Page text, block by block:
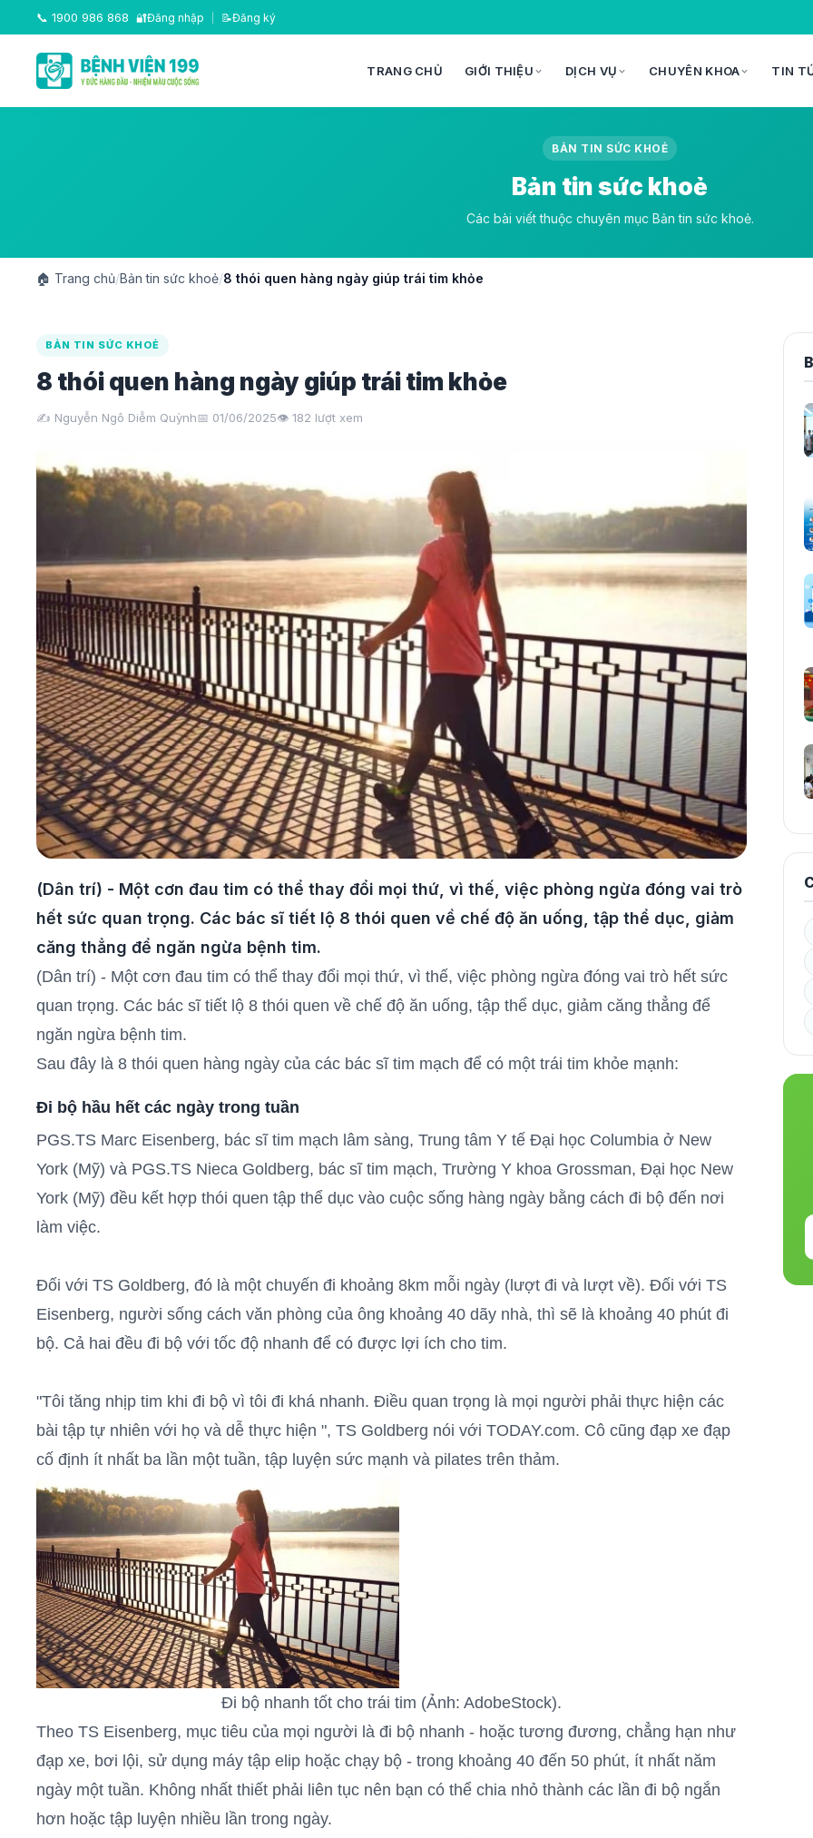
📞 1900 986 868 🔐Đăng nhập 📝Đăng ký
TRANG CHỦ GIỚI THIỆU DỊCH VỤ CHUYÊN KHOA TIN
BẢN TIN SỨC KHOẺ
Bản tin sức khoẻ
Các bài viết thuộc chuyên mục Bản tin sức khoẻ.
🏠 Trang chủ/Bản tin sức khoẻ/8 thói quen hàng ngày giúp trái tim khỏe
BẢN TIN SỨC KHOẺ
8 thói quen hàng ngày giúp trái tim khỏe
✍️ Nguyễn Ngô Diễm Quỳnh📅 01/06/2025👁️ 182 lượt xem
(Dân trí) - Một cơn đau tim có thể thay đổi mọi thứ, vì thế, việc phòng ngừa đóng vai trò
hết sức quan trọng. Các bác sĩ tiết lộ 8 thói quen về chế độ ăn uống, tập thể dục, giảm
căng thẳng để ngăn ngừa bệnh tim.
(Dân trí) - Một cơn đau tim có thể thay đổi mọi thứ, vì thế, việc phòng ngừa đóng vai trò hết sức
quan trọng. Các bác sĩ tiết lộ 8 thói quen về chế độ ăn uống, tập thể dục, giảm căng thẳng để
ngăn ngừa bệnh tim.
Sau đây là 8 thói quen hàng ngày của các bác sĩ tim mạch để có một trái tim khỏe mạnh:
Đi bộ hầu hết các ngày trong tuần
PGS.TS Marc Eisenberg, bác sĩ tim mạch lâm sàng, Trung tâm Y tế Đại học Columbia ở New
York (Mỹ) và PGS.TS Nieca Goldberg, bác sĩ tim mạch, Trường Y khoa Grossman, Đại học New
York (Mỹ) đều kết hợp thói quen tập thể dục vào cuộc sống hàng ngày bằng cách đi bộ đến nơi
làm việc.
Đối với TS Goldberg, đó là một chuyến đi khoảng 8km mỗi ngày (lượt đi và lượt về). Đối với TS
Eisenberg, người sống cách văn phòng của ông khoảng 40 dãy nhà, thì sẽ là khoảng 40 phút đi
bộ. Cả hai đều đi bộ với tốc độ nhanh để có được lợi ích cho tim.
"Tôi tăng nhịp tim khi đi bộ vì tôi đi khá nhanh. Điều quan trọng là mọi người phải thực hiện các
bài tập tự nhiên với họ và dễ thực hiện ", TS Goldberg nói với TODAY.com. Cô cũng đạp xe đạp
cố định ít nhất ba lần một tuần, tập luyện sức mạnh và pilates trên thảm.
Đi bộ nhanh tốt cho trái tim (Ảnh: AdobeStock).
Theo TS Eisenberg, mục tiêu của mọi người là đi bộ nhanh - hoặc tương đương, chẳng hạn như
đạp xe, bơi lội, sử dụng máy tập elip hoặc chạy bộ - trong khoảng 40 đến 50 phút, ít nhất năm
ngày một tuần. Không nhất thiết phải liên tục nên bạn có thể chia nhỏ thành các lần đi bộ ngắn
hơn hoặc tập luyện nhiều lần trong ngày.